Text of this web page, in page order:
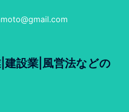
建設業|風営法などの